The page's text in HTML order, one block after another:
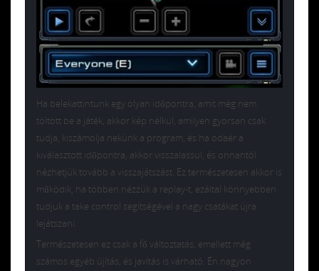
Ha belekattintunk egy olyan időpontra, amit még nem
töltött be a játék, akkor kép nélkül, amilyen gyorsan csak
tudja, kiszámolja nekünk a program, és ha odaér a
kiválasztott időpontra, akkor visszalassul, és onnantól
nézhetjük tovább a visszajátszást. Ez természetesen akkor is
működik, ha többen nézzük a replay-t, ezáltal könnyebben
tudjuk a take control segítségével a nagy csatákat újra
lejátszani.
Természetesen ez csak a fő változtatás, emellett még
számos egyéb újítás, és javítás is várható. Én nagyon